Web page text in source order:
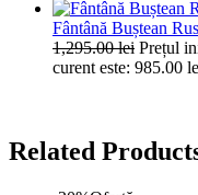
Fântână Buștean
1,295.00lei Prețul
curent este: 985.00
Related